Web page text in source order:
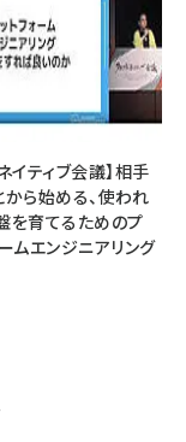
ヒント集！ (2037)
イティブ会議】相手
から始める、使われ
を育てるためのプ
ムエンジニアリング